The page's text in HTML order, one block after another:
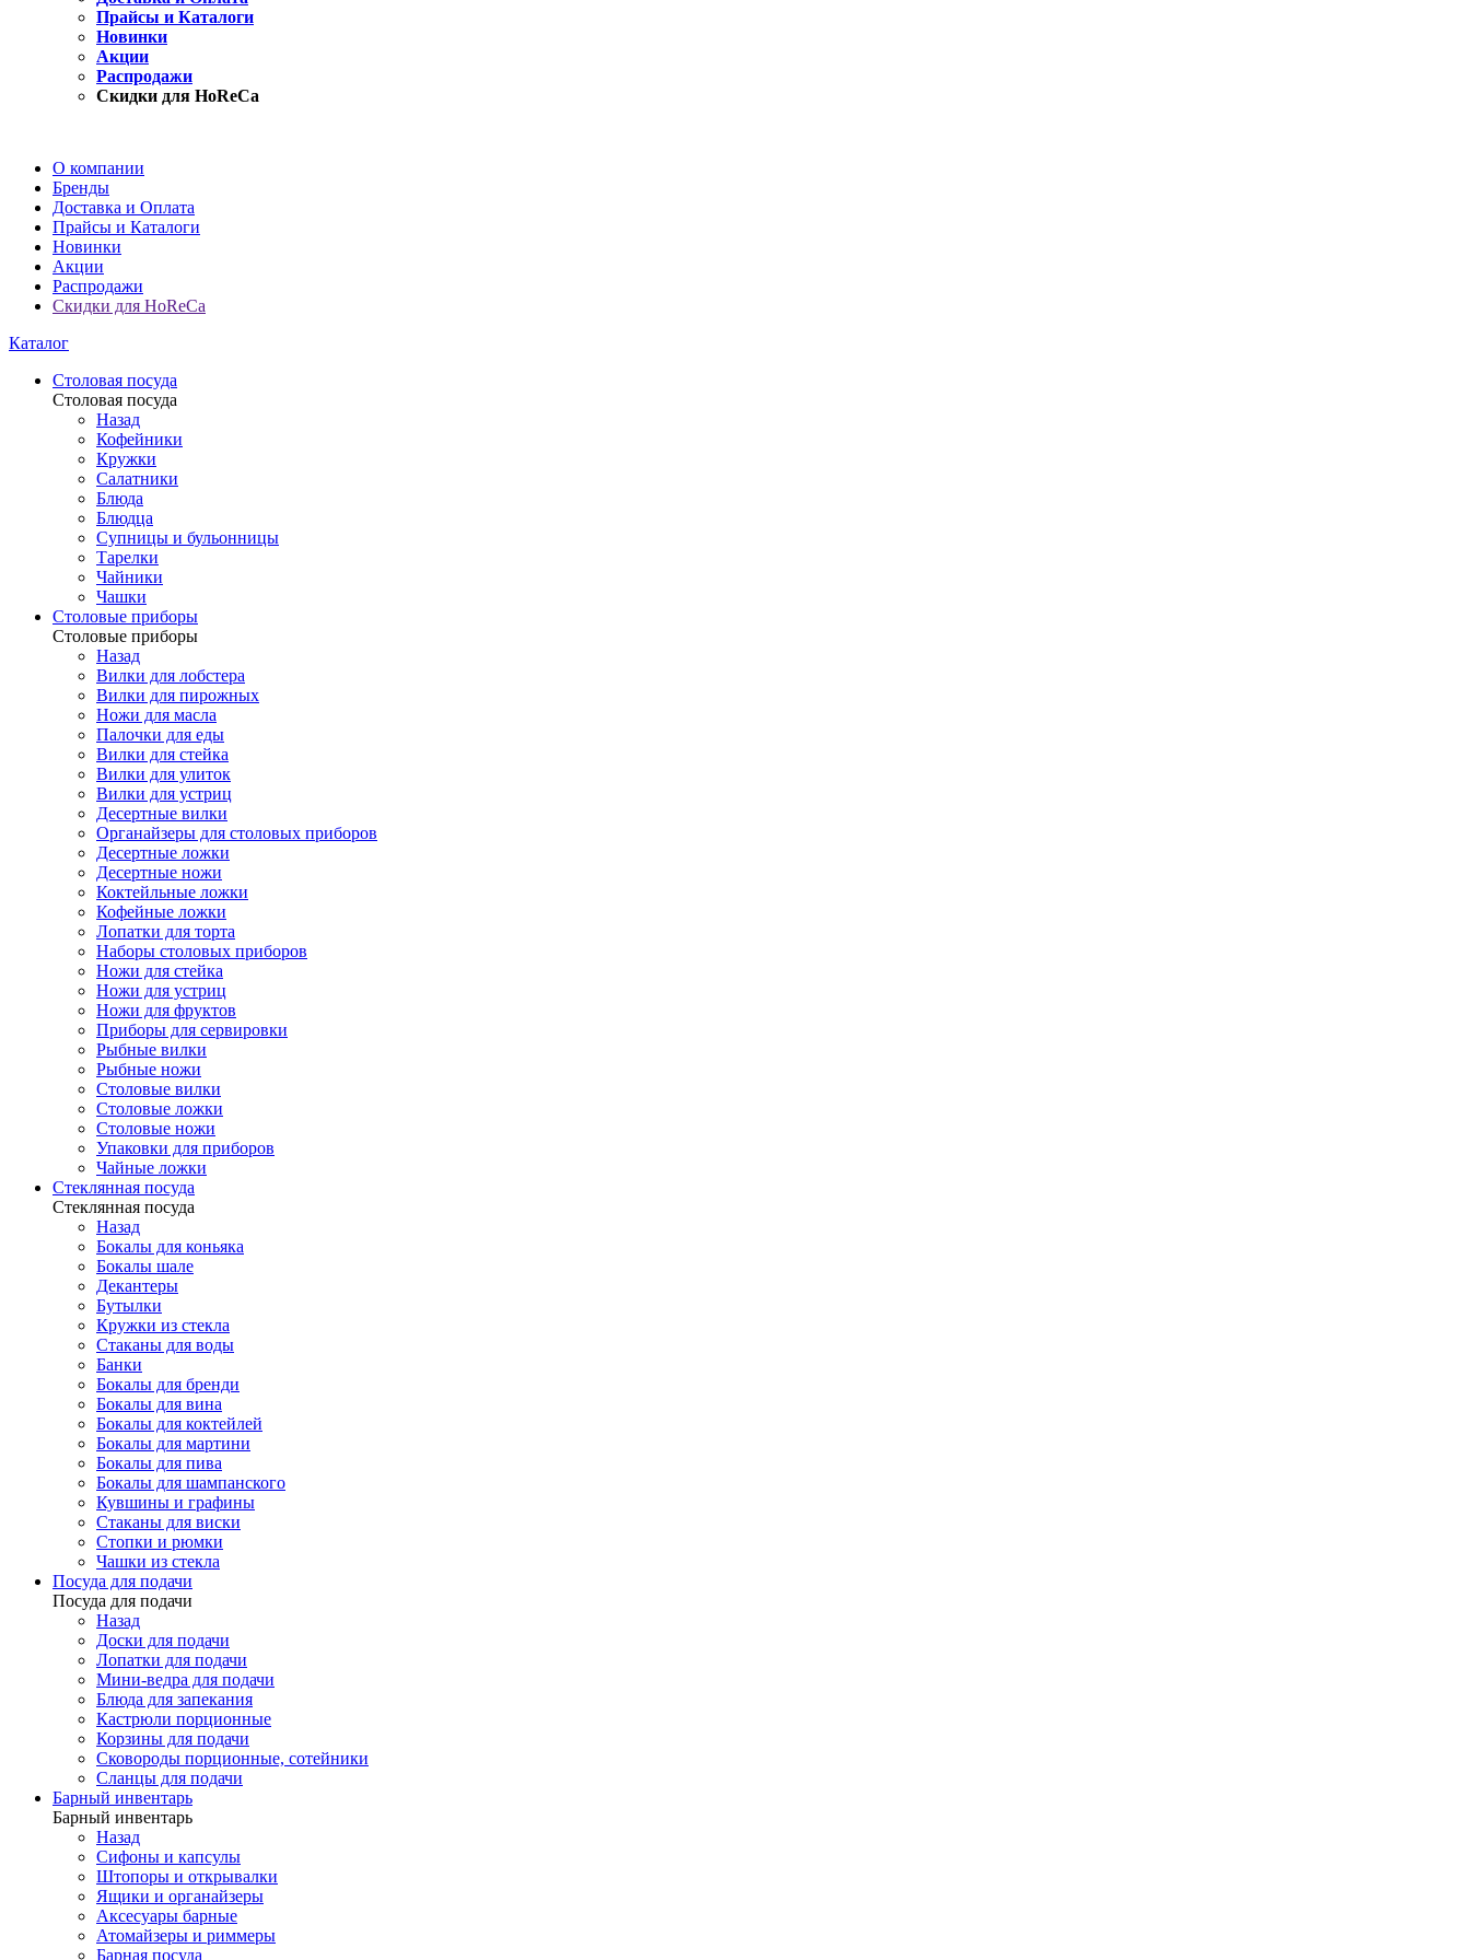
Прайсы и Каталоги
Новинки
Акции
Распродажи
Скидки для HoReCa
О компании
Бренды
Доставка и Оплата
Прайсы и Каталоги
Новинки
Акции
Распродажи
Скидки для HoReCa
Каталог
Столовая посуда
Столовая посуда
Назад
Кофейники
Кружки
Салатники
Блюда
Блюдца
Супницы и бульонницы
Тарелки
Чайники
Чашки
Cтоловые приборы
Cтоловые приборы
Назад
Вилки для лобстера
Вилки для пирожных
Ножи для масла
Палочки для еды
Вилки для стейка
Вилки для улиток
Вилки для устриц
Десертные вилки
Органайзеры для столовых приборов
Десертные ложки
Десертные ножи
Коктейльные ложки
Кофейные ложки
Лопатки для торта
Наборы столовых приборов
Ножи для стейка
Ножи для устриц
Ножи для фруктов
Приборы для сервировки
Рыбные вилки
Рыбные ножи
Столовые вилки
Столовые ложки
Столовые ножи
Упаковки для приборов
Чайные ложки
Стеклянная посуда
Стеклянная посуда
Назад
Бокалы для коньяка
Бокалы шале
Декантеры
Бутылки
Кружки из стекла
Стаканы для воды
Банки
Бокалы для бренди
Бокалы для вина
Бокалы для коктейлей
Бокалы для мартини
Бокалы для пива
Бокалы для шампанского
Кувшины и графины
Стаканы для виски
Стопки и рюмки
Чашки из стекла
Посуда для подачи
Посуда для подачи
Назад
Доски для подачи
Лопатки для подачи
Мини-ведра для подачи
Блюда для запекания
Кастрюли порционные
Корзины для подачи
Сковороды порционные, сотейники
Сланцы для подачи
Барный инвентарь
Барный инвентарь
Назад
Сифоны и капсулы
Штопоры и открывалки
Ящики и органайзеры
Аксесуары барные
Атомайзеры и риммеры
Барная посуда